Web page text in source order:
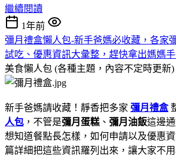
繼續閱讀
1年前
彌月禮盒懶人包-新手爸媽必收藏，各家
試吃、優惠資訊大彙整，趕快拿出媽媽
美食懶人包 (各種主題，內容不定時更新)
新手爸媽請收藏！靜香把多家 彌月禮盒
人包 ，不管是彌月蛋糕 、 彌月油飯這邊
想知道餐點長怎樣，如何申請以及優惠
篇詳細把這些資訊羅列出來，讓大家不